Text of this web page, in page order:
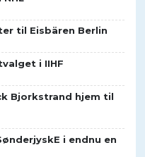
til Eisbären Berlin
i IIHF
Bjorkstrand hjem til
i endnu en